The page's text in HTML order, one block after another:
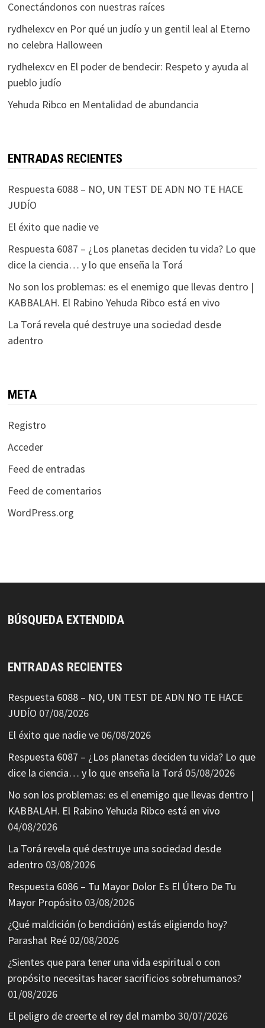
Conectándonos con nuestras raíces
rydhelexcven Por qué un judío y un gentil leal al Eterno
no celebra Halloween
rydhelexcven El poder de bendecir: Respeto y ayuda al
pueblo judío
Yehuda Ribco en Mentalidad de abundancia
ENTRADAS RECIENTES
Respuesta 6088 – NO, UN TEST DE ADN NO TE HACE
JUDÍO
El éxito que nadie ve
Respuesta 6087 – ¿Los planetas deciden tu vida? Lo que
dice la ciencia… y lo que enseña la Torá
No son los problemas: es el enemigo que llevas dentro |
KABBALAH. El Rabino Yehuda Ribco está en vivo
La Torá revela qué destruye una sociedad desde
adentro
META
Registro
Acceder
Feed de entradas
Feed de comentarios
WordPress.org
BÚSQUEDA EXTENDIDA
ENTRADAS RECIENTES
Respuesta 6088 – NO, UN TEST DE ADN NO TE HACE
JUDÍO 07/08/2026
El éxito que nadie ve 06/08/2026
Respuesta 6087 – ¿Los planetas deciden tu vida? Lo que
dice la ciencia… y lo que enseña la Torá 05/08/2026
No son los problemas: es el enemigo que llevas dentro |
KABBALAH. El Rabino Yehuda Ribco está en vivo
04/08/2026
La Torá revela qué destruye una sociedad desde
adentro 03/08/2026
Respuesta 6086 – Tu Mayor Dolor Es El Útero De Tu
Mayor Propósito 03/08/2026
¿Qué maldición (o bendición) estás eligiendo hoy?
Parashat Reé 02/08/2026
¿Sientes que para tener una vida espiritual o con
propósito necesitas hacer sacrificios sobrehumanos?
01/08/2026
El peligro de creerte el rey del mambo 30/07/2026